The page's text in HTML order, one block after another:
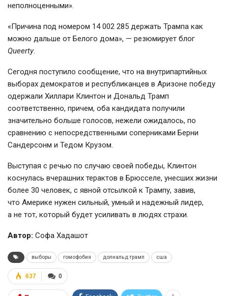
неполноценными».
«Причина под номером 14 002 285 держать Трампа как
можно дальше от Белого дома», — резюмирует блог
Queerty.
Сегодня поступило сообщение, что на внутрипартийных
выборах демократов и республиканцев в Аризоне победу
одержали Хиллари Клинтон и Дональд Трамп
соответственно, причем, оба кандидата получили
значительно больше голосов, нежели ожидалось, по
сравнению с непосредственными соперниками Берни
Сандерсонм и Тедом Крузом.
Выступая с речью по случаю своей победы, Клинтон
коснулась вчерашних терактов в Брюсселе, унесших жизни
более 30 человек, с явной отсылкой к Трампу, завив,
что Америке нужен сильный, умный и надежный лидер,
а не тот, который будет усиливать в людях страхи.
Автор: Софа Хадашот
выборы гомофобия долнальд трамп сша
0
637